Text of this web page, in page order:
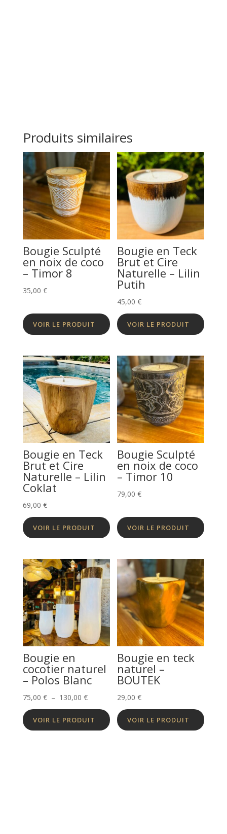
Produits similaires
Bougie Sculpté
en noix de coco
– Timor 8
35,00 €
VOIR LE PRODUIT
Bougie en Teck
Brut et Cire
Naturelle – Lilin
Putih
45,00€
VOIR LE PRODUIT
Bougie en Teck
Brut et Cire
Naturelle – Lilin
Coklat
69,00 €
VOIR LE PRODUIT
Bougie Sculpté
en noix de coco
– Timor 10
79,00€
VOIR LE PRODUIT
Bougie en
cocotier naturel
– Polos Blanc
75,00 € – 130,00 €Plage
de
prix :
VOIR LE PRODUIT
Bougie en teck
naturel –
BOUTEK
29,00€
VOIR LE PRODUIT